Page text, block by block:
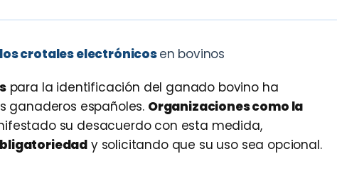
crotales electrónicosen bovinos
para la identificación del ganado bovino ha
ganaderos españoles. Organizaciones como la
su desacuerdo con esta medida,
y solicitando que su uso sea opcional.